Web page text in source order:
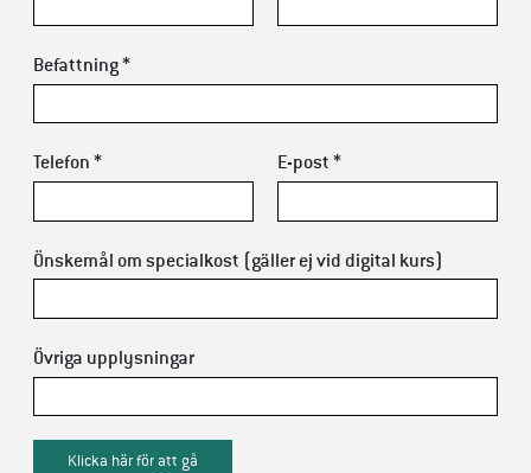
Befattning *
Telefon * E-post *
Önskemål om specialkost (gäller ej vid digital kurs)
Övriga upplysningar
Klicka här för att gå